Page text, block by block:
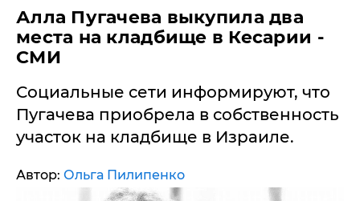
Алла Пугачева выкупила два
места на кладбище в Кесарии -
СМИ
Социальные сети информируют, что
Пугачева приобрела в собственность
участок на кладбище в Израиле.
Автор: Ольга Пилипенко